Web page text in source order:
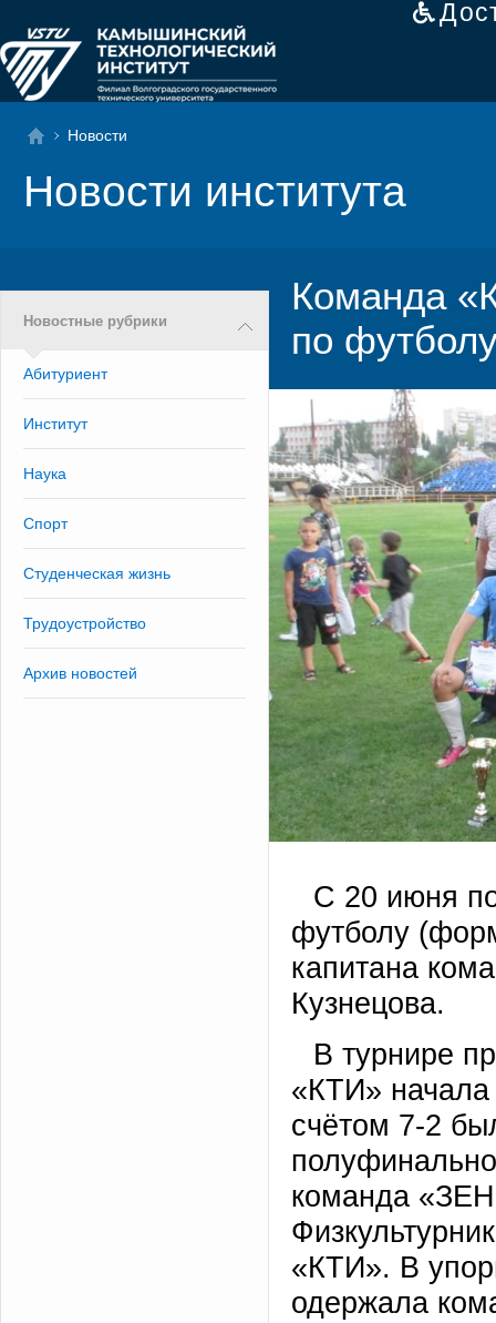
Новости
Новости института
Новостные рубрики
Абитуриент
Институт
Наука
Спорт
Студенческая жизнь
Трудоустройство
Архив новостей
Команда
по
С 20 июня
футболу
капитана
Кузнецова.
В турнире
«КТИ»
счётом 7-2
команда
«КТИ». В
одержала